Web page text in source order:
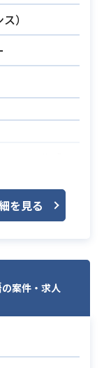
）
ョンの作成、
て頂く業務
のソフトを
験（使用ソ
ョンへの共
を見る
の案件・求人